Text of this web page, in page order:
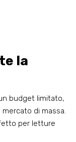
la
budget limitato,
di massa.
per letture